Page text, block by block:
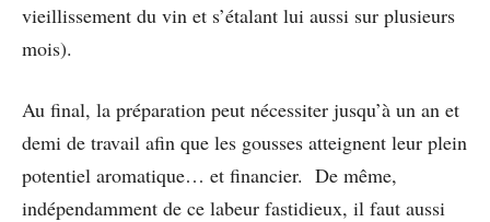
vieillissement du vin et s’étalant lui aussi sur plusieurs
mois).
Au final, la préparation peut nécessiter jusqu’à un an et
demi de travail afin que les gousses atteignent leur plein
potentiel aromatique… et financier. De même,
indépendamment de ce labeur fastidieux, il faut aussi